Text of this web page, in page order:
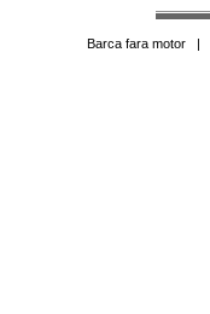
Barca fara motor |